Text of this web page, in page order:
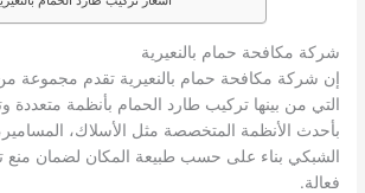
شركة مكافحة حمام بالنعيرية
إن شركة مكافحة حمام بالنعيرية تقدم مجموعة
التي من بينها تركيب طارد الحمام بأنظمة متعددة
بأحدث الأنظمة المتخصصة مثل الأسلاك،
الشبكي بناء على حسب طبيعة المكان لضمان منع
فعالة.